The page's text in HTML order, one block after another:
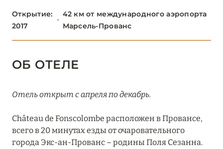
ПРОВАНС
Airelles Château d’Estoublon
Château de Fonscolombe
Crillon Le Brave
Hôtel Le Château de Berne
Открытие:
2017
42 км от международного аэропорта
Марсель-Прованс
ОБ ОТЕЛЕ
Отель открыт с апреля по декабрь.
Château de Fonscolombe расположен в Провансе,
всего в 20 минутах езды от очаровательного
города Экс-ан-Прованс – родины Поля Сезанна.